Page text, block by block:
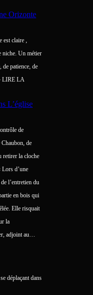
Orizonte
est claire ,
niche. Un métier
de patience, de
LIRE LA
L’église
de
de
retirer la cloche
Lors d’une
l’entretien du
en bois qui
Elle risquait
la
adjoint au…
déplaçant dans